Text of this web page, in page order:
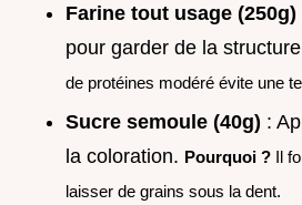
Farine tout usage (250g)
pour garder de la
de protéines modéré évite une
Sucre semoule (40g) :
la coloration. Pourquoi ? Il
laisser de grains sous la dent.